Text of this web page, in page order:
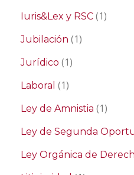
Iuris&Lex y RSC (1)
Jubilación (1)
Jurídico (1)
Laboral (1)
Ley de Amnistia (1)
Ley de Segunda
Ley Orgánica de